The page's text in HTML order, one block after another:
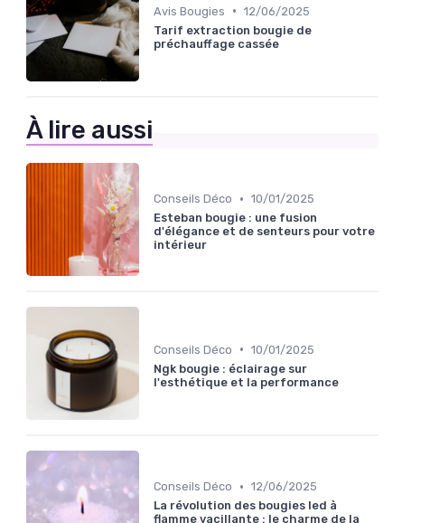
Avis Bougies • 12/06/2025
Tarif extraction bougie de
préchauffage cassée
À lire aussi
Conseils Déco • 10/01/2025
Esteban bougie : une fusion
d'élégance et de senteurs pour votre
intérieur
Conseils Déco • 10/01/2025
Ngk bougie : éclairage sur
l'esthétique et la performance
Conseils Déco • 12/06/2025
La révolution des bougies led à
flamme vacillante : le charme de la